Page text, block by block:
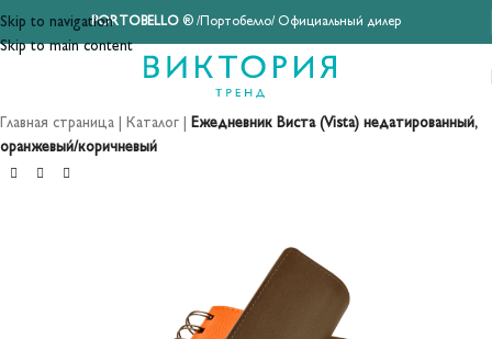
Skip to navigation
Skip to main content
PORTOBELLO® /Портобелло/ Официальный дилер
Главная страница Каталог
Ежедневник Виста (Vista) недатированный,
оранжевый/коричневый